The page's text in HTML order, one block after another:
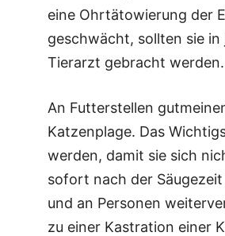
eine Ohrtätowierung der
geschwächt, sollten sie
Tierarzt gebracht werden.
An Futterstellen
Katzenplage. Das
werden, damit sie sich
sofort nach der
und an Personen
zu einer Kastration einer